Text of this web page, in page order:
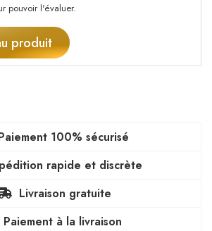
pouvoir l'évaluer.
produit
100% sécurisé
rapide et discrète
Livraison gratuite
Paiement à la livraison